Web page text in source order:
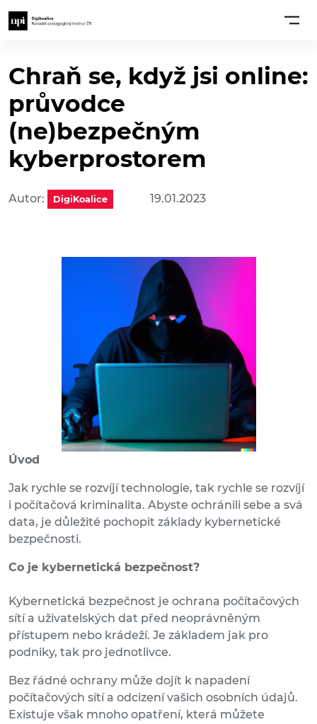
Chraň se, když jsi online:
průvodce
(ne)bezpečným
kyberprostorem
Autor: DigiKoalice 19.01.2023
Úvod
Jak rychle se rozvíjí technologie, tak rychle se rozvíjí
i počítačová kriminalita. Abyste ochránili sebe a svá
data, je důležité pochopit základy kybernetické
bezpečnosti.
Co je kybernetická bezpečnost?
Kybernetická bezpečnost je ochrana počítačových
sítí a uživatelských dat před neoprávněným
přístupem nebo krádeží. Je základem jak pro
podniky, tak pro jednotlivce.
Bez řádné ochrany může dojít k napadení
počítačových sítí a odcizení vašich osobních údajů.
Existuje však mnoho opatření, která můžete